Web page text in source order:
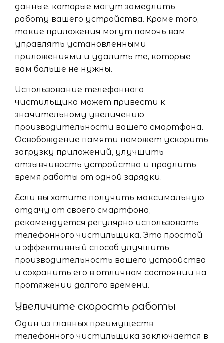
данные, которые могут замедлить
работу вашего устройства. Кроме того,
такие приложения могут помочь вам
управлять установленными
приложениями и удалить те, которые
вам больше не нужны.
Использование телефонного
чистильщика может привести к
значительному увеличению
производительности вашего смартфона.
Освобождение памяти поможет ускорить
загрузку приложений, улучшить
отзывчивость устройства и продлить
время работы от одной зарядки.
Если вы хотите получить максимальную
отдачу от своего смартфона,
рекомендуется регулярно использовать
телефонного чистильщика. Это простой
и эффективный способ улучшить
производительность вашего устройства
и сохранить его в отличном состоянии на
протяжении долгого времени.
Увеличите скорость работы
Один из главных преимуществ
телефонного чистильщика заключается в